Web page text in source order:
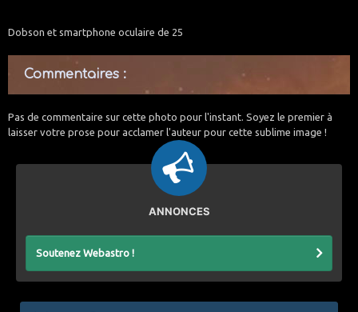
Dobson et smartphone oculaire de 25
Commentaires :
Pas de commentaire sur cette photo pour l'instant. Soyez le premier à
laisser votre prose pour acclamer l'auteur pour cette sublime image !
ANNONCES
Soutenez Webastro !